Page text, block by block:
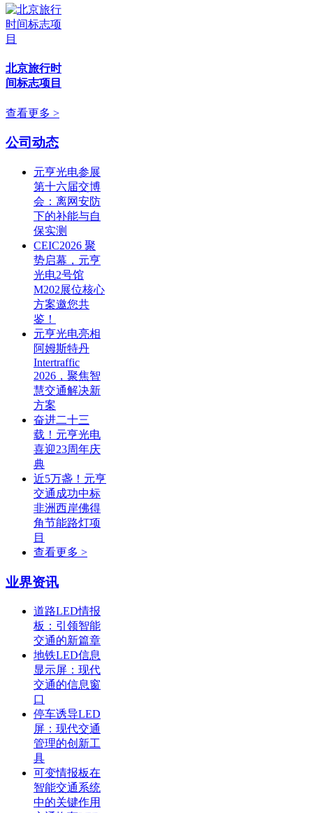
北京旅行时
间标志项目
查看更多 >
公司动态
元亨光电参展
第十六届交博
会：离网安防
下的补能与自
保实测
CEIC2026 聚
势启幕，元亨
光电2号馆
M202展位核心
方案邀您共
鉴！
元亨光电亮相
阿姆斯特丹
Intertraffic
2026，聚焦智
慧交通解决新
方案
奋进二十三
载！元亨光电
喜迎23周年庆
典
近5万盏！元亨
交通成功中标
非洲西岸佛得
角节能路灯项
目
查看更多 >
业界资讯
道路LED情报
板：引领智能
交通的新篇章
地铁LED信息
显示屏：现代
交通的信息窗
口
停车诱导LED
屏：现代交通
管理的创新工
具
可变情报板在
智能交通系统
中的关键作用